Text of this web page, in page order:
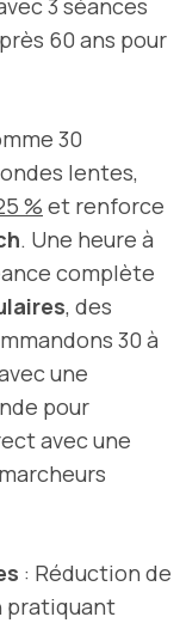
3 séances
60 ans pour
30
lentes,
% et renforce
. Une heure à
complète
, des
30 à
une
pour
avec une
: Réduction de
pratiquant